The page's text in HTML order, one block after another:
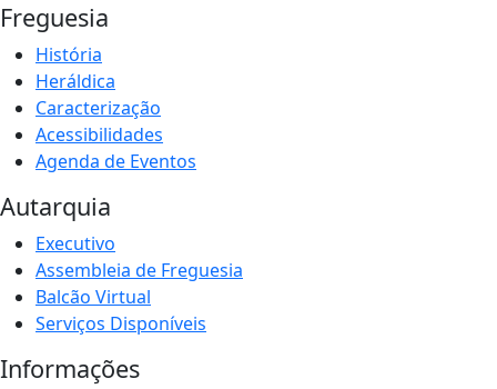
Freguesia
História
Heráldica
Caracterização
Acessibilidades
Agenda de Eventos
Autarquia
Executivo
Assembleia de Freguesia
Balcão Virtual
Serviços Disponíveis
Informações